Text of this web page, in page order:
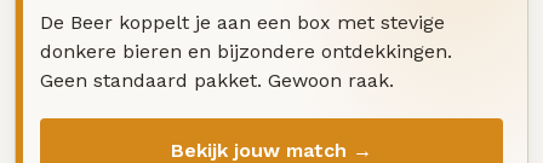
De Beer koppelt je aan een box met stevige
donkere bieren en bijzondere ontdekkingen.
Geen standaard pakket. Gewoon raak.
Bekijk jouw match →